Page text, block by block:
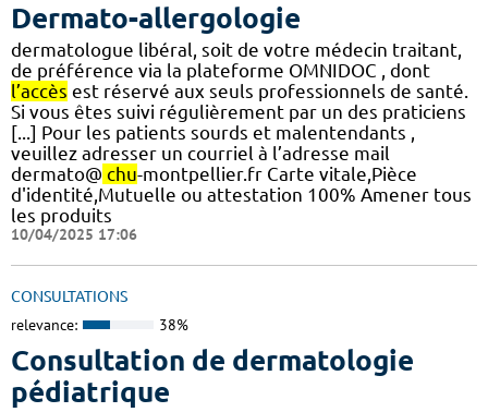
Dermato-allergologie
dermatologue libéral, soit de votre médecin traitant,
de préférence via la plateforme OMNIDOC , dont
l’accès est réservé aux seuls professionnels de santé.
Si vous êtes suivi régulièrement par un des praticiens
[...] Pour les patients sourds et malentendants ,
veuillez adresser un courriel à l’adresse mail
dermato@ chu-montpellier.fr Carte vitale,Pièce
d'identité,Mutuelle ou attestation 100% Amener tous
les produits
10/04/2025 17:06
CONSULTATIONS
relevance: 38%
Consultation de dermatologie
pédiatrique